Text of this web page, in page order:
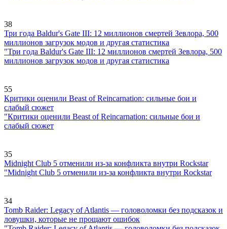
38
Три года Baldur's Gate III: 12 миллионов смертей Зевлора, 500
миллионов загрузок модов и другая статистика
"Три года Baldur's Gate III: 12 миллионов смертей Зевлора, 500
миллионов загрузок модов и другая статистика
55
Критики оценили Beast of Reincarnation: сильные бои и
слабый сюжет
"Критики оценили Beast of Reincarnation: сильные бои и
слабый сюжет
35
Midnight Club 5 отменили из-за конфликта внутри Rockstar
"Midnight Club 5 отменили из-за конфликта внутри Rockstar
34
Tomb Raider: Legacy of Atlantis — головоломки без подсказок и
ловушки, которые не прощают ошибок